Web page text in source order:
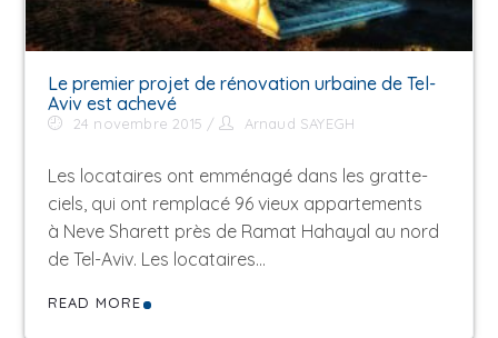
Le premier projet de rénovation urbaine de Tel-
Aviv est achevé
24 novembre 2015 Arnaud SAYEGH
Les locataires ont emménagé dans les gratte-
ciels, qui ont remplacé 96 vieux appartements
à Neve Sharett près de Ramat Hahayal au nord
de Tel-Aviv. Les locataires…
READ MORE